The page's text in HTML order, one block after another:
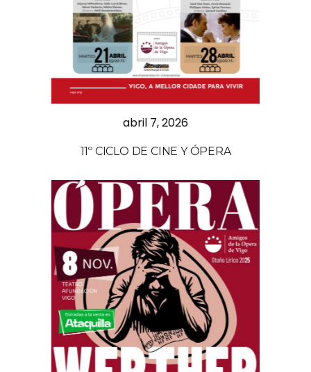
abril 7, 2026
11º CICLO DE CINE Y ÓPERA